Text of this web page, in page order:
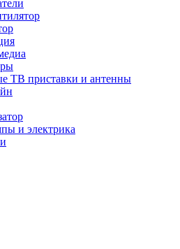
ТВ приставки и антенны
и электрика